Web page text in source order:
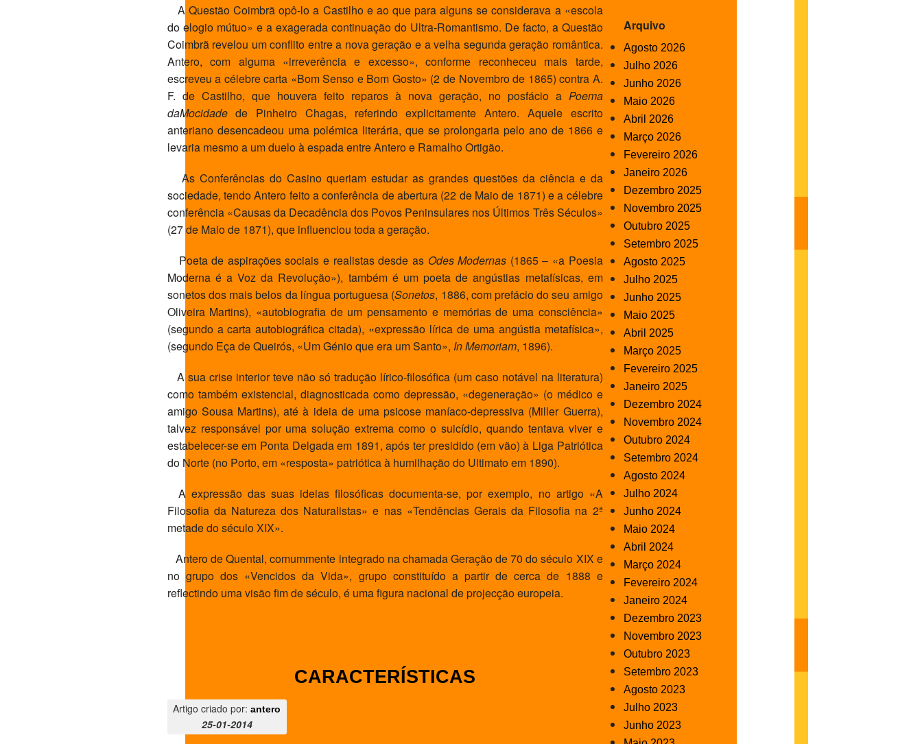
A Questão Coimbrã opô-lo a Castilho e ao que para alguns se considerava a «escola
do elogio mútuo» e a exagerada continuação do Ultra-Romantismo. De facto, a Questão
Coimbrã revelou um conflito entre a nova geração e a velha segunda geração romântica.
Antero, com alguma «irreverência e excesso», conforme reconheceu mais tarde,
escreveu a célebre carta «Bom Senso e Bom Gosto» (2 de Novembro de 1865) contra A.
F. de Castilho, que houvera feito reparos à nova geração, no posfácio a Poema
daMocidadede Pinheiro Chagas, referindo explicitamente Antero. Aquele escrito
anteriano desencadeou uma polémica literária, que se prolongaria pelo ano de 1866 e
levaria mesmo a um duelo à espada entre Antero e Ramalho Ortigão.
As Conferências do Casino queriam estudar as grandes questões da ciência e da
sociedade, tendo Antero feito a conferência de abertura (22 de Maio de 1871) e a célebre
conferência «Causas da Decadência dos Povos Peninsulares nos Últimos Três Séculos»
(27 de Maio de 1871), que influenciou toda a geração.
Poeta de aspirações sociais e realistas desde as Odes Modernas (1865 – «a Poesia
Moderna é a Voz da Revolução»), também é um poeta de angústias metafísicas, em
sonetos dos mais belos da língua portuguesa (Sonetos, 1886, com prefácio do seu amigo
Oliveira Martins), «autobiografia de um pensamento e memórias de uma consciência»
(segundo a carta autobiográfica citada), «expressão lírica de uma angústia metafísica»,
(segundo Eça de Queirós, «Um Génio que era um Santo», In Memoriam, 1896).
A sua crise interior teve não só tradução lírico-filosófica (um caso notável na literatura)
como também existencial, diagnosticada como depressão, «degeneração» (o médico e
amigo Sousa Martins), até à ideia de uma psicose maníaco-depressiva (Miller Guerra),
talvez responsável por uma solução extrema como o suicídio, quando tentava viver e
estabelecer-se em Ponta Delgada em 1891, após ter presidido (em vão) à Liga Patriótica
do Norte (no Porto, em «resposta» patriótica à humilhação do Ultimato em 1890).
A expressão das suas ideias filosóficas documenta-se, por exemplo, no artigo «A
Filosofia da Natureza dos Naturalistas» e nas «Tendências Gerais da Filosofia na 2ª
metade do século XIX».
Antero de Quental, comummente integrado na chamada Geração de 70 do século XIX e
no grupo dos «Vencidos da Vida», grupo constituído a partir de cerca de 1888 e
reflectindo uma visão fim de século, é uma figura nacional de projecção europeia.
CARACTERÍSTICAS
Artigo criado por:antero
25-01-2014
Arquivo
Agosto 2026
Julho 2026
Junho 2026
Maio 2026
Abril 2026
Março 2026
Fevereiro 2026
Janeiro 2026
Dezembro 2025
Novembro 2025
Outubro 2025
Setembro 2025
Agosto 2025
Julho 2025
Junho 2025
Maio 2025
Abril 2025
Março 2025
Fevereiro 2025
Janeiro 2025
Dezembro 2024
Novembro 2024
Outubro 2024
Setembro 2024
Agosto 2024
Julho 2024
Junho 2024
Maio 2024
Abril 2024
Março 2024
Fevereiro 2024
Janeiro 2024
Dezembro 2023
Novembro 2023
Outubro 2023
Setembro 2023
Agosto 2023
Julho 2023
Junho 2023